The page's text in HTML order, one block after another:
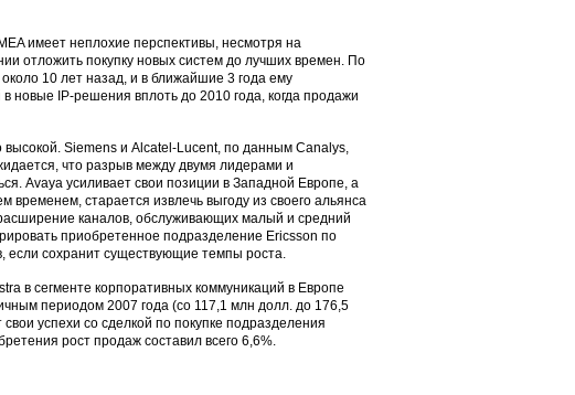
имеет неплохие перспективы, несмотря на
отложить покупку новых систем до лучших времен. По
10 лет назад, и в ближайшие 3 года ему
новые IP-решения вплоть до 2010 года, когда продажи
высокой. Siemens и Alcatel-Lucent, по данным Canalys,
что разрыв между двумя лидерами и
Avaya усиливает свои позиции в Западной Европе, а
старается извлечь выгоду из своего альянса
каналов, обслуживающих малый и средний
приобретенное подразделение Ericsson по
если сохранит существующие темпы роста.
в сегменте корпоративных коммуникаций в Европе
периодом 2007 года (со 117,1 млн долл. до 176,5
успехи со сделкой по покупке подразделения
рост продаж составил всего 6,6%.